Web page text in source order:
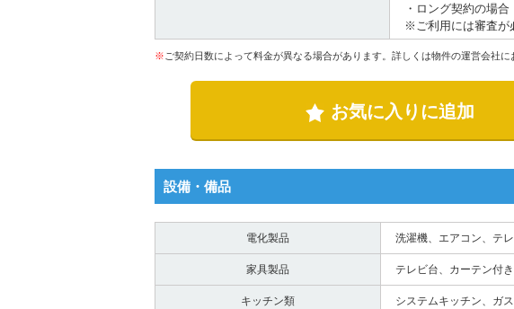
・ロング契約の場
※ご利用には審査が
※ ご契約日数によって料金が異なる場合があります。詳しくは物件の運営会社に
お気に入りに追加
設備・備品
電化製品 洗濯機、エアコン、テ
家具製品 テレビ台、カーテン付
キッチン類 システムキッチン、ガ